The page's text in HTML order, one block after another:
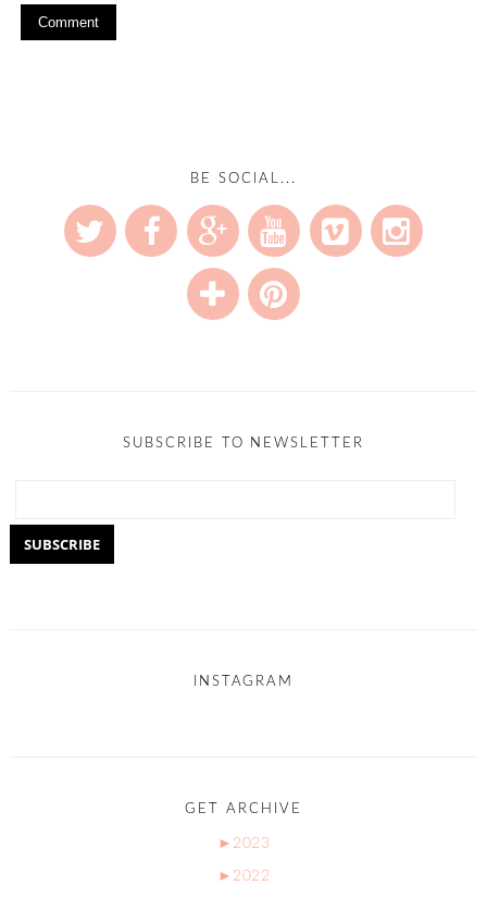
BE SOCIAL...
SUBSCRIBE TO NEWSLETTER
INSTAGRAM
GET ARCHIVE
► 2023
► 2022